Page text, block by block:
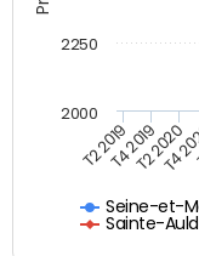
Seine-et-
Sainte-
T2 2019T4 2019T2 2020
T4
2000
2250